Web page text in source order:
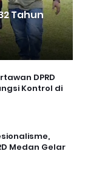
Tahun
DPRD
Kontrol di
Medan Gelar